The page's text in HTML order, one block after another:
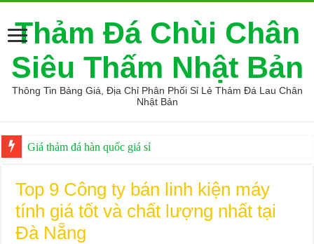
Thảm Đá Chùi Chân
Siêu Thấm Nhật Bản
Thông Tin Bảng Giá, Địa Chỉ Phân Phối Sỉ Lẻ Thảm Đá Lau Chân
Nhật Bản
Top 9 Mẹo mua hàng online an toàn
Top 9 Công ty bán linh kiện máy
tính giá tốt và chất lượng nhất tại
Đà Nẵng